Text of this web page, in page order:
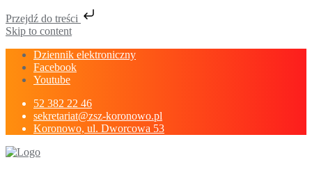
Przejdź do treści
Skip to content
Dziennik elektroniczny
Facebook
Youtube
52 382 22 46
sekretariat@zsz-koronowo.pl
Koronowo, ul. Dworcowa 53